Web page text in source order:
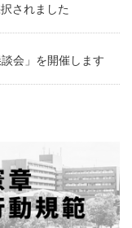
されました
会」を開催します